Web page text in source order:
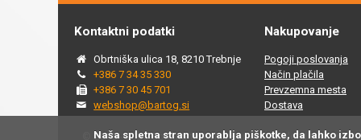
Kontaktni podatki
Obrtniška ulica 18, 8210 Trebnje
+386 7 34 35 330
+386 7 30 45 701
webshop@bartog.si
Nakupovanje
Pogoji poslovanja
Način plačila
Prevzemna mesta
Dostava
© 2015 - 2025 Spletna trgovina Bartog, v spletni trgovini
Naša spletna stran uporablja piškotke, da lahko